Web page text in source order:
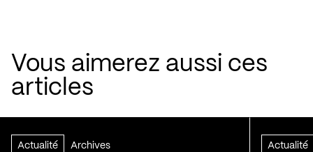
Vous aimerez aussi ces
articles
Actualité Archives Actualité